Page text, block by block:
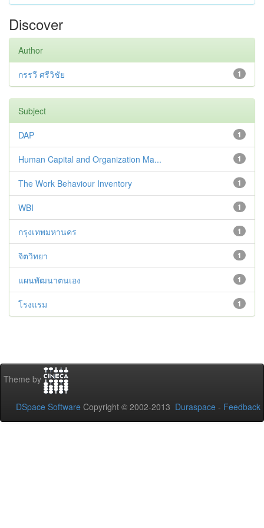
Discover
Author
1
กรรวี ศรีวิชัย
Subject
1
DAP
1
Human Capital and Organization Ma...
1
The Work Behaviour Inventory
1
WBI
1
กรุงเทพมหานคร
1
จิตวิทยา
1
แผนพัฒนาตนเอง
1
โรงแรม
Theme by
DSpace Software Copyright © 2002-2013 Duraspace - Feedback